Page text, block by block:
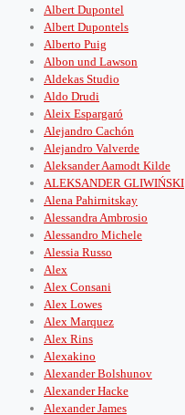
Albert Dupontel
Albert Dupontels
Alberto Puig
Albon und Lawson
Aldekas Studio
Aldo Drudi
Aleix Espargaró
Alejandro Cachón
Alejandro Valverde
Aleksander Aamodt Kilde
ALEKSANDER GLIWIŃSKI
Alena Pahirnitskay
Alessandra Ambrosio
Alessandro Michele
Alessia Russo
Alex
Alex Consani
Alex Lowes
Alex Marquez
Alex Rins
Alexakino
Alexander Bolshunov
Alexander Hacke
Alexander James